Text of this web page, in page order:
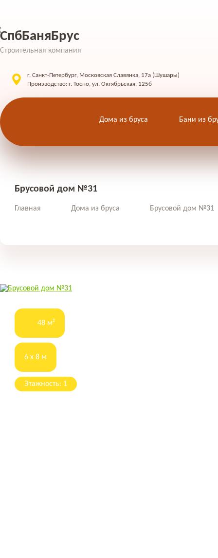
СпбБаняБрус
Строительная компания
г. Санкт-Петербург, Московская Славянка, 17а (Шушары)
Производство: г. Тосно, ул. Октябрьская, 125б
Дома из бруса Бани из
Брусовой дом №31
Главная Дома из бруса Брусовой дом №31
48 м²
6 x 8 м
Этажность: 1